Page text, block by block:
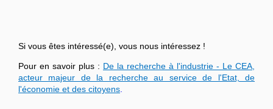
Si vous êtes intéressé(e), vous nous intéressez !
Pour en savoir plus : De la recherche à l'industrie - Le CEA,
acteur majeur de la recherche au service de l'Etat, de
l'économie et des citoyens